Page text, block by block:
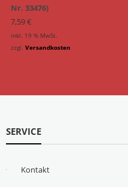
Nr. 33476)
7,59€
inkl. 19 % MwSt.
zzgl. Versandkosten
SERVICE
Kontakt